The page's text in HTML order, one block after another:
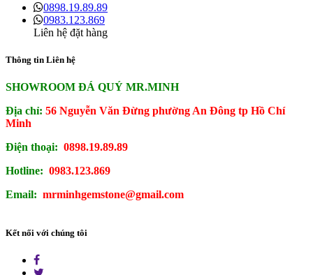
0898.19.89.89
0983.123.869
Liên hệ đặt hàng
Thông tin Liên hệ
SHOWROOM ĐÁ QUÝ MR.MINH
Địa chỉ: 56 Nguyễn Văn Đừng phường An Đông tp Hồ Chí
Minh
Điện thoại: 0898.19.89.89
Hotline: 0983.123.869
Email: mrminhgemstone@gmail.com
Kết nối với chúng tôi